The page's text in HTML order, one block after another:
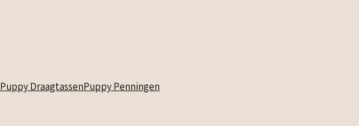
Puppy DraagtassenPuppy Penningen